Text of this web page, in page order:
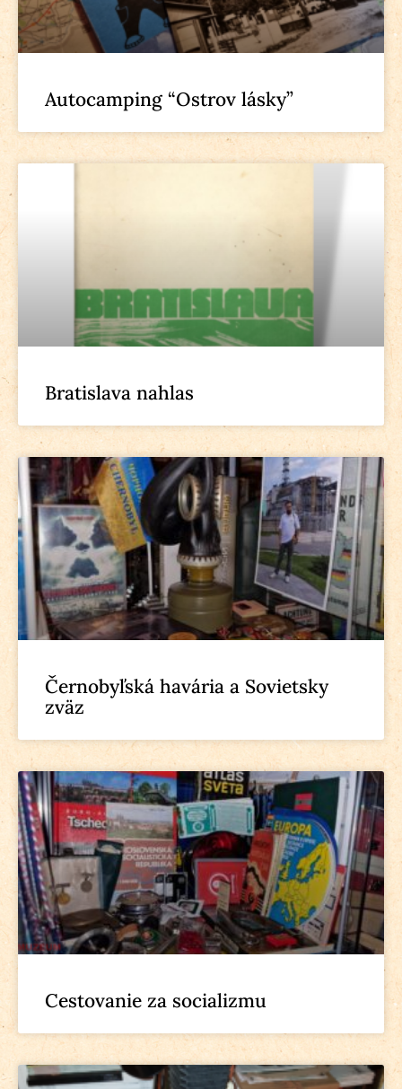
Autocamping “Ostrov lásky”
Bratislava nahlas
Černobyľská havária a Sovietsky
zväz
Cestovanie za socializmu